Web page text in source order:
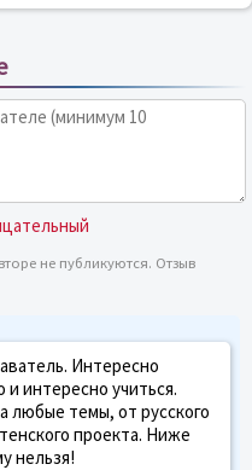
не публикуются. Отзыв
Интересно
интересно учиться.
любые темы, от русского
проекта. Ниже
нельзя!